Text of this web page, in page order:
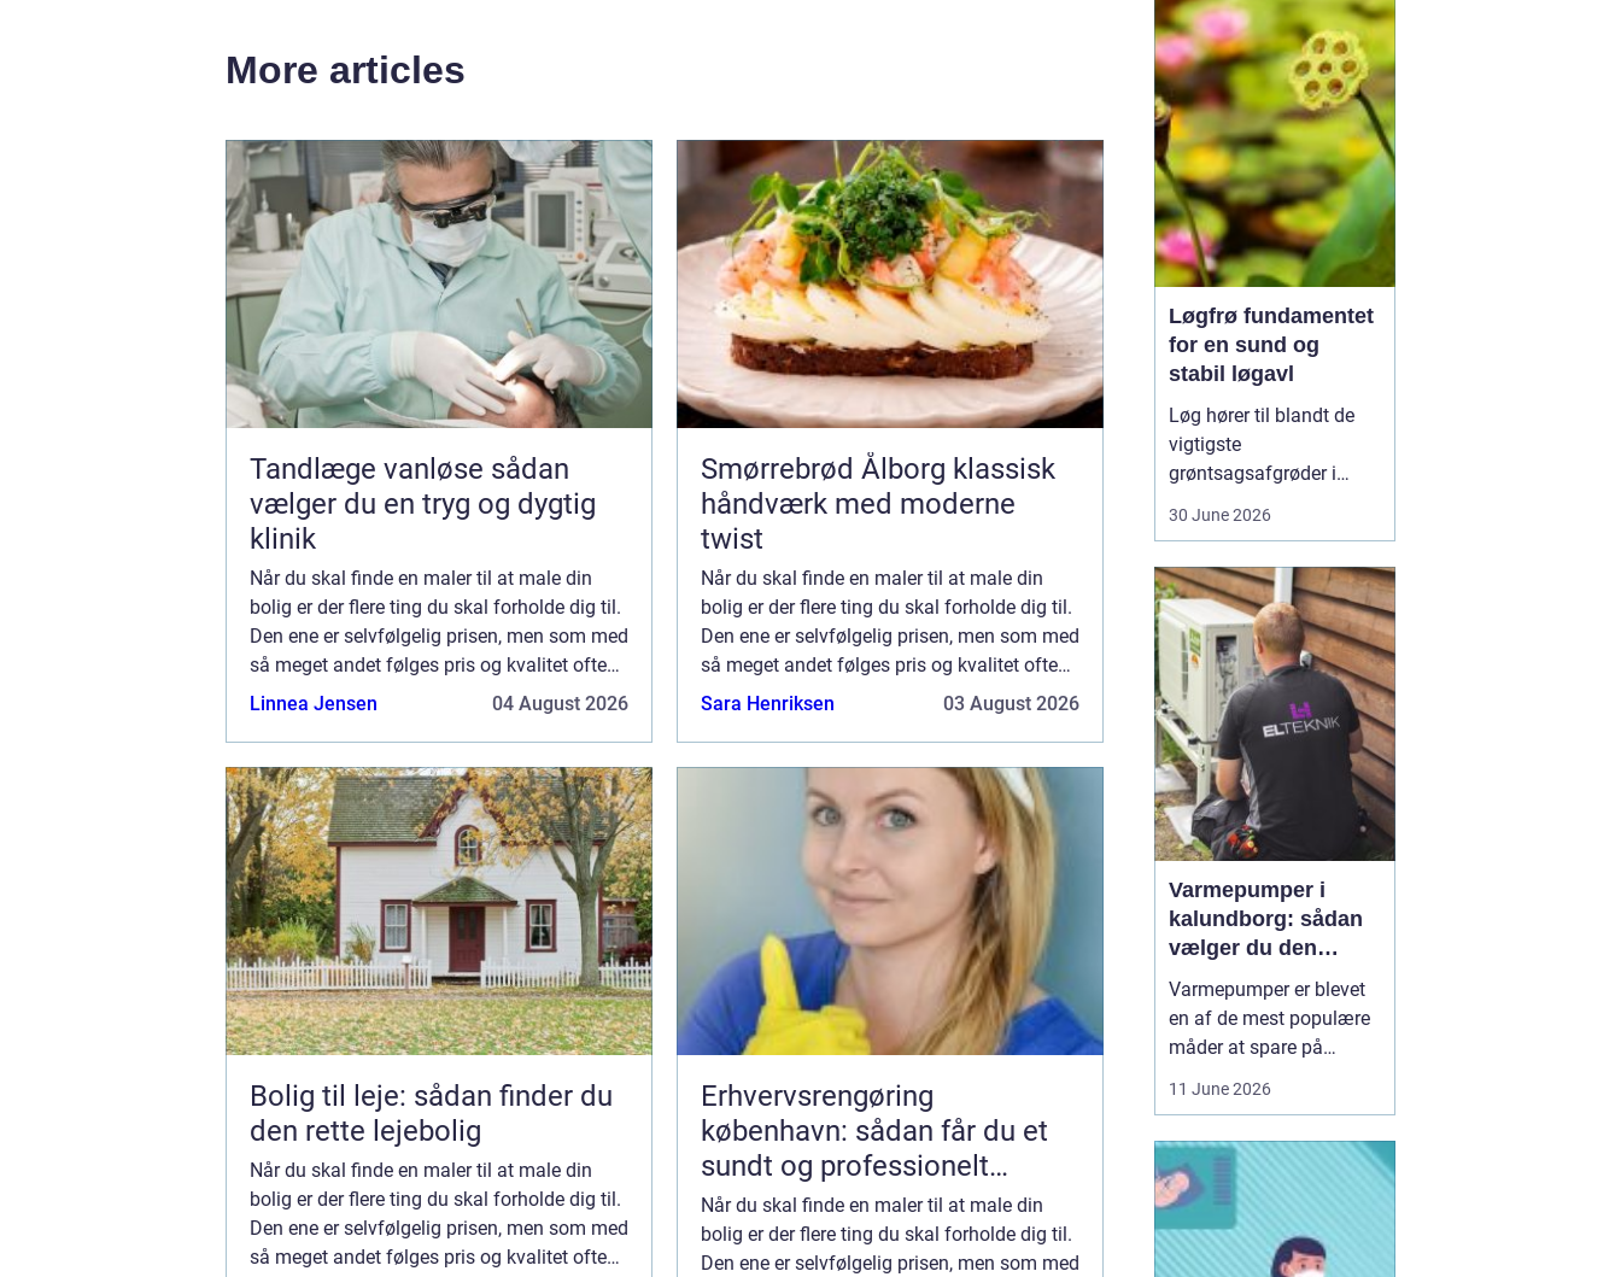
More articles
Tandlæge vanløse sådan
vælger du en tryg og dygtig
klinik
Når du skal finde en maler til at male din
bolig er der flere ting du skal forholde dig til.
Den ene er selvfølgelig prisen, men som med
så meget andet følges pris og kvalitet ofte
ad. Start med at bede om mindst tre tilbud....
Linnea Jensen 04 August 2026
Smørrebrød Ålborg klassisk
håndværk med moderne
twist
Når du skal finde en maler til at male din
bolig er der flere ting du skal forholde dig til.
Den ene er selvfølgelig prisen, men som med
så meget andet følges pris og kvalitet ofte
ad. Start med at bede om mindst tre tilbud....
Sara Henriksen 03 August 2026
Bolig til leje: sådan finder du
den rette lejebolig
Når du skal finde en maler til at male din
bolig er der flere ting du skal forholde dig til.
Den ene er selvfølgelig prisen, men som med
så meget andet følges pris og kvalitet ofte
Erhvervsrengøring
københavn: sådan får du et
sundt og professionelt
arbejdsmiljø
Når du skal finde en maler til at male din
bolig er der flere ting du skal forholde dig til.
Den ene er selvfølgelig prisen, men som med
Mange i Nordsjælland
vælger derfor at bruge et
professionelt flyttefirma,
som kan tage sig af det
tunge arbej...
Løgfrø fundamentet
for en sund og
stabil løgavl
Løg hører til blandt de
vigtigste
grøntsagsafgrøder i
ensartet løg ligger et
veludvikletLøgfrø, som
er tilpasset klima,
jordtype og
dyrkningssy...
30 June 2026
Varmepumper i
kalundborg: sådan
vælger du den
rigtige løsning
Varmepumper er blevet
en af de mest populære
måder at spare på
Kalundborg står over for
samme spørgsmål: Skal
vi skifte den gamle
varmekilde ud, og er en
11 June 2026